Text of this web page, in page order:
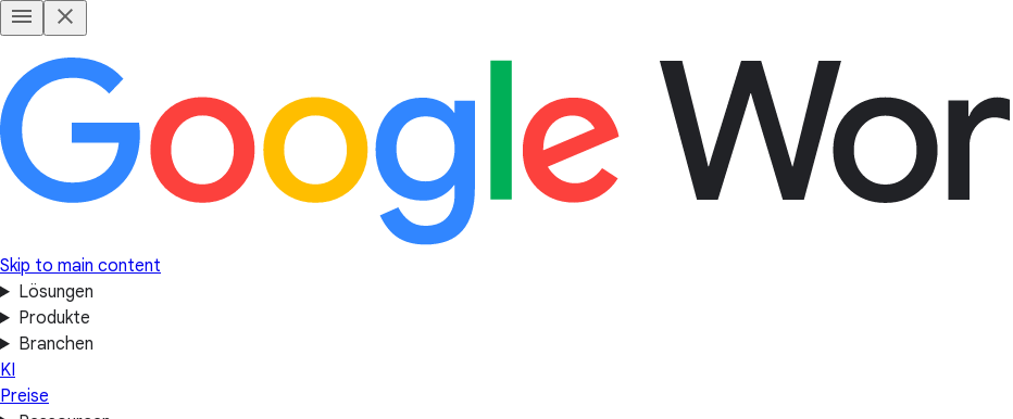
Skip to main content
Lösungen
Produkte
Branchen
KI
Preise